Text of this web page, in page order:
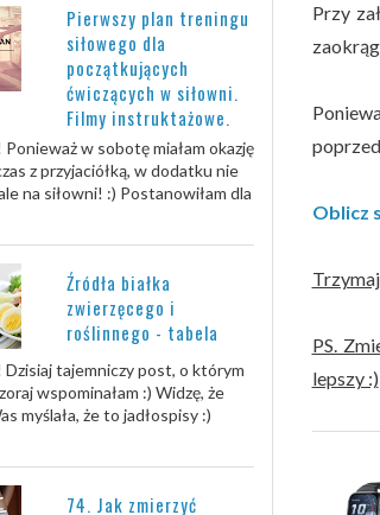
Przy
Oblicz
PS.
lepszy :)
Pierwszy plan treningu
siłowego dla
początkujących
ćwiczących w siłowni.
Filmy instruktażowe.
w sobotę miałam okazję
z przyjaciółką, w dodatku nie
na siłowni! :) Postanowiłam dla
Źródła białka
zwierzęcego i
roślinnego - tabela
tajemniczy post, o którym
wspominałam :) Widzę, że
myślała, że to jadłospisy :)
74. Jak zmierzyć